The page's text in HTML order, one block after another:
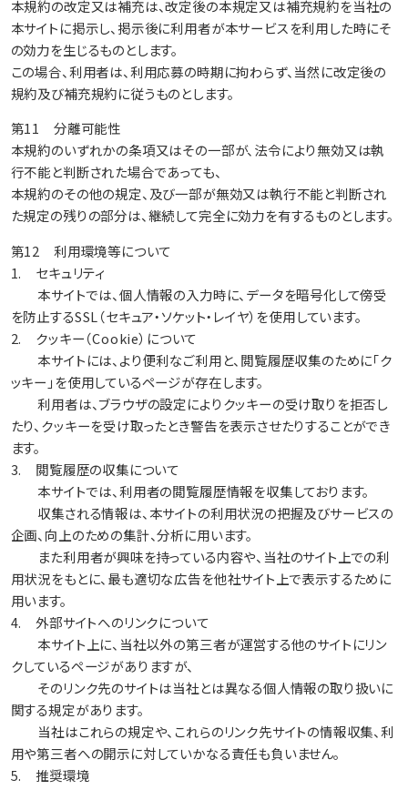
本規約の改定又は補充は、改定後の本規定又は補充規約を当社の
本サイトに掲示し、掲示後に利用者が本サービスを利用した時にそ
の効力を生じるものとします。
この場合、利用者は、利用応募の時期に拘わらず、当然に改定後の
規約及び補充規約に従うものとします。
第11 分離可能性
本規約のいずれかの条項又はその一部が、法令により無効又は執
行不能と判断された場合であっても、
本規約のその他の規定、及び一部が無効又は執行不能と判断され
た規定の残りの部分は、継続して完全に効力を有するものとします。
第12 利用環境等について
1. セキュリティ
本サイトでは、個人情報の入力時に、データを暗号化して傍受
を防止するSSL（セキュア・ソケット・レイヤ）を使用しています。
2. クッキー（Cookie）について
本サイトには、より便利なご利用と、閲覧履歴収集のために「ク
ッキー」を使用しているページが存在します。
利用者は、ブラウザの設定によりクッキーの受け取りを拒否し
たり、クッキーを受け取ったとき警告を表示させたりすることができ
ます。
3. 閲覧履歴の収集について
本サイトでは、利用者の閲覧履歴情報を収集しております。
収集される情報は、本サイトの利用状況の把握及びサービスの
企画、向上のための集計、分析に用います。
また利用者が興味を持っている内容や、当社のサイト上での利
用状況をもとに、最も適切な広告を他社サイト上で表示するために
用います。
4. 外部サイトへのリンクについて
本サイト上に、当社以外の第三者が運営する他のサイトにリン
クしているページがありますが、
そのリンク先のサイトは当社とは異なる個人情報の取り扱いに
関する規定があります。
当社はこれらの規定や、これらのリンク先サイトの情報収集、利
用や第三者への開示に対していかなる責任も負いません。
5. 推奨環境